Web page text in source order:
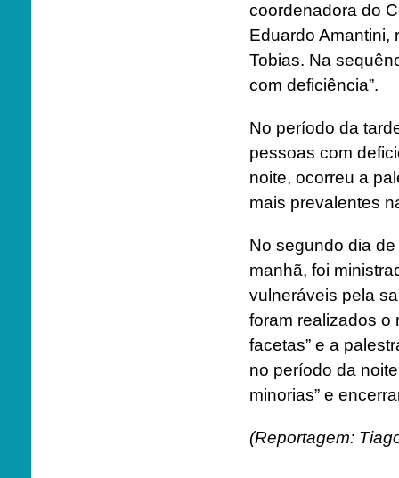
coordenadora do
Eduardo Amantini,
Tobias. Na
com deficiência”.
No período da
pessoas com
noite, ocorreu a
mais prevalentes
No segundo dia
manhã, foi
vulneráveis pela
foram realizados o
facetas” e a
no período da
minorias” e
(Reportagem: